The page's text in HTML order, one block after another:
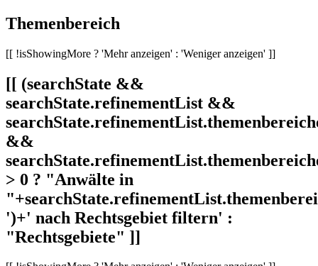
Themenbereich
[[ !isShowingMore ? 'Mehr anzeigen' : 'Weniger anzeigen' ]]
[[ (searchState &&
searchState.refinementList &&
&&
> 0 ? "Anwälte in
')+' nach Rechtsgebiet filtern' :
"Rechtsgebiete" ]]